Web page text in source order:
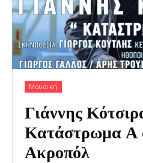
Μουσική
Γιάννης
Κατάστρωμα Α
Ακροπόλ